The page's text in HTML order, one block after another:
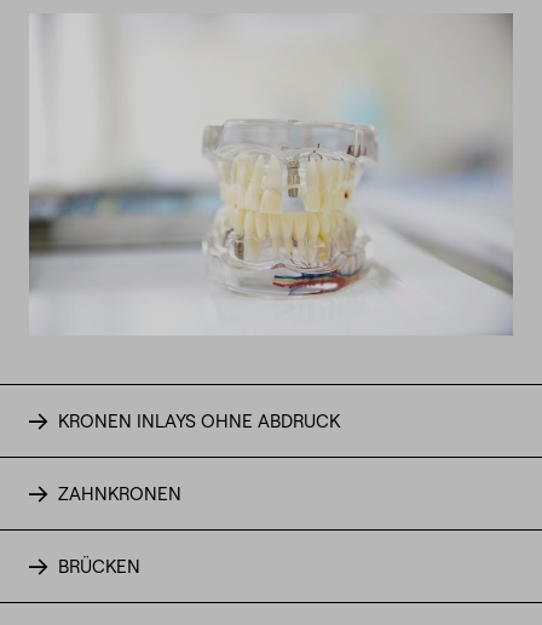
KRONEN INLAYS OHNE ABDRUCK
ZAHNKRONEN
BRÜCKEN